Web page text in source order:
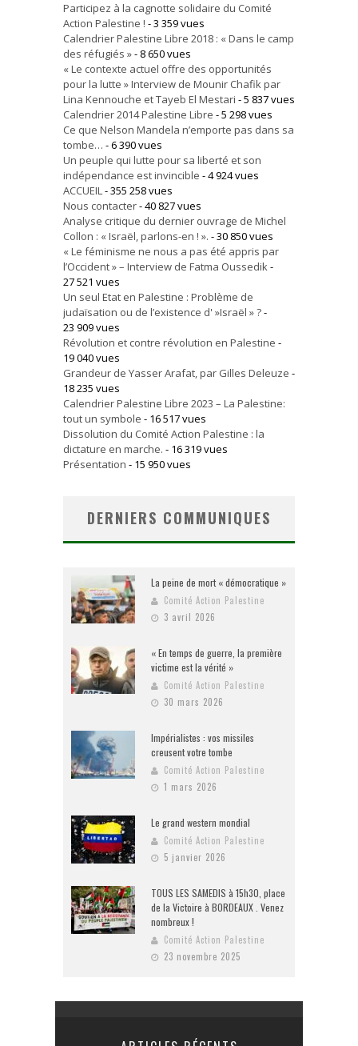
Participez à la cagnotte solidaire du Comité
Action Palestine ! - 3 359 vues
Calendrier Palestine Libre 2018 : « Dans le camp
des réfugiés »- 8 650 vues
« Le contexte actuel offre des opportunités
pour la lutte » Interview de Mounir Chafik par
Lina Kennouche et Tayeb El Mestari - 5 837 vues
Calendrier 2014 Palestine Libre - 5 298 vues
Ce que Nelson Mandela n’emporte pas dans sa
tombe… - 6 390 vues
Un peuple qui lutte pour sa liberté et son
indépendance est invincible - 4 924 vues
ACCUEIL- 355 258 vues
Nous contacter- 40 827 vues
Analyse critique du dernier ouvrage de Michel
Collon : « Israël, parlons-en ! ». - 30 850 vues
« Le féminisme ne nous a pas été appris par
l’Occident » – Interview de Fatma Oussedik-
27 521 vues
Un seul Etat en Palestine : Problème de
judaïsation ou de l’existence d' »Israël » ?-
23 909 vues
Révolution et contre révolution en Palestine -
19 040 vues
Grandeur de Yasser Arafat, par Gilles Deleuze -
18 235 vues
Calendrier Palestine Libre 2023 – La Palestine:
tout un symbole - 16 517 vues
Dissolution du Comité Action Palestine : la
dictature en marche. - 16 319 vues
Présentation - 15 950 vues
DERNIERS COMMUNIQUES
La peine de mort « démocratique »
Comité Action Palestine
3 avril 2026
« En temps de guerre, la première
victime est la vérité »
Comité Action Palestine
30 mars 2026
Impérialistes : vos missiles
creusent votre tombe
Comité Action Palestine
1 mars 2026
Le grand western mondial
Comité Action Palestine
5 janvier 2026
TOUS LES SAMEDIS à 15h30, place
de la Victoire à BORDEAUX . Venez
nombreux !
Comité Action Palestine
23 novembre 2025